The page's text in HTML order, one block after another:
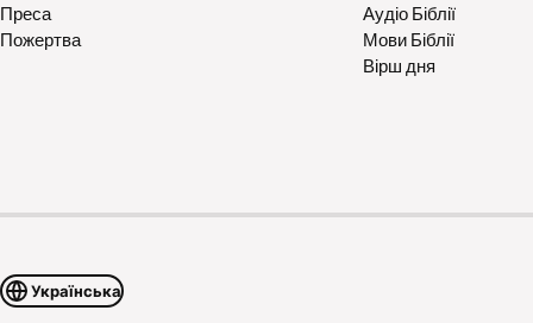
Преса
Пожертва
Аудіо Біблії
Мови Біблії
Вірш дня
Українська